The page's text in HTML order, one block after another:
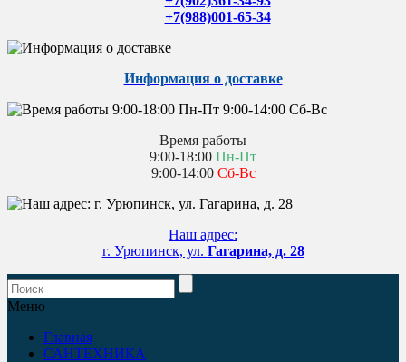
+7(988)001-65-34
Информация о доставке
Время работы
9:00-18:00 Пн-Пт
9:00-14:00 Сб-Вс
Наш адрес:
г. Урюпинск, ул. Гагарина, д. 28
Меню
Главная
САНТЕХНИКА